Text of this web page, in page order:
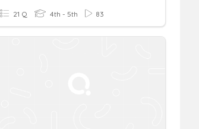
21 Q 4th - 5th 83